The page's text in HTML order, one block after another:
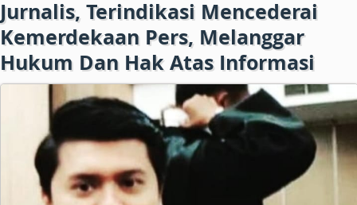
Jurnalis, Terindikasi Mencederai
Kemerdekaan Pers, Melanggar
Hukum Dan Hak Atas Informasi